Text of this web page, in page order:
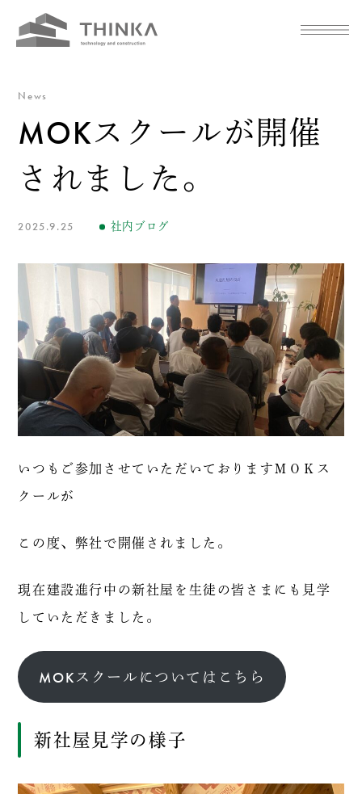
News
MOKスクールが開催
されました。
2025.9.25 社内ブログ
いつもご参加させていただいておりますＭＯＫス
クールが
この度、弊社で開催されました。
現在建設進行中の新社屋を生徒の皆さまにも見学
していただきました。
MOKスクールについてはこちら
新社屋見学の様子